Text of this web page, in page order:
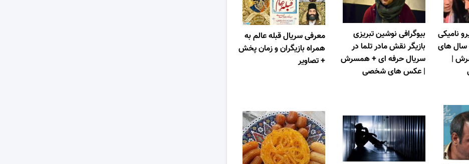
معرفی سریال قبله عالم به
همراه بازیگران و زمان پخش
+ تصاویر
بیوگرافی نوشین تبریزی
بازیگر نقش مادر تلما در
سریال حرفه ای + همسرش
| عکس های شخصی
نامیکی
سال های
|